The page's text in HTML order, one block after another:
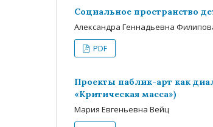
Социальное пространство
Александра Геннадьевна
PDF
Проекты паблик-арт как
«Критическая масса»)
Мария Евгеньевна Вейц